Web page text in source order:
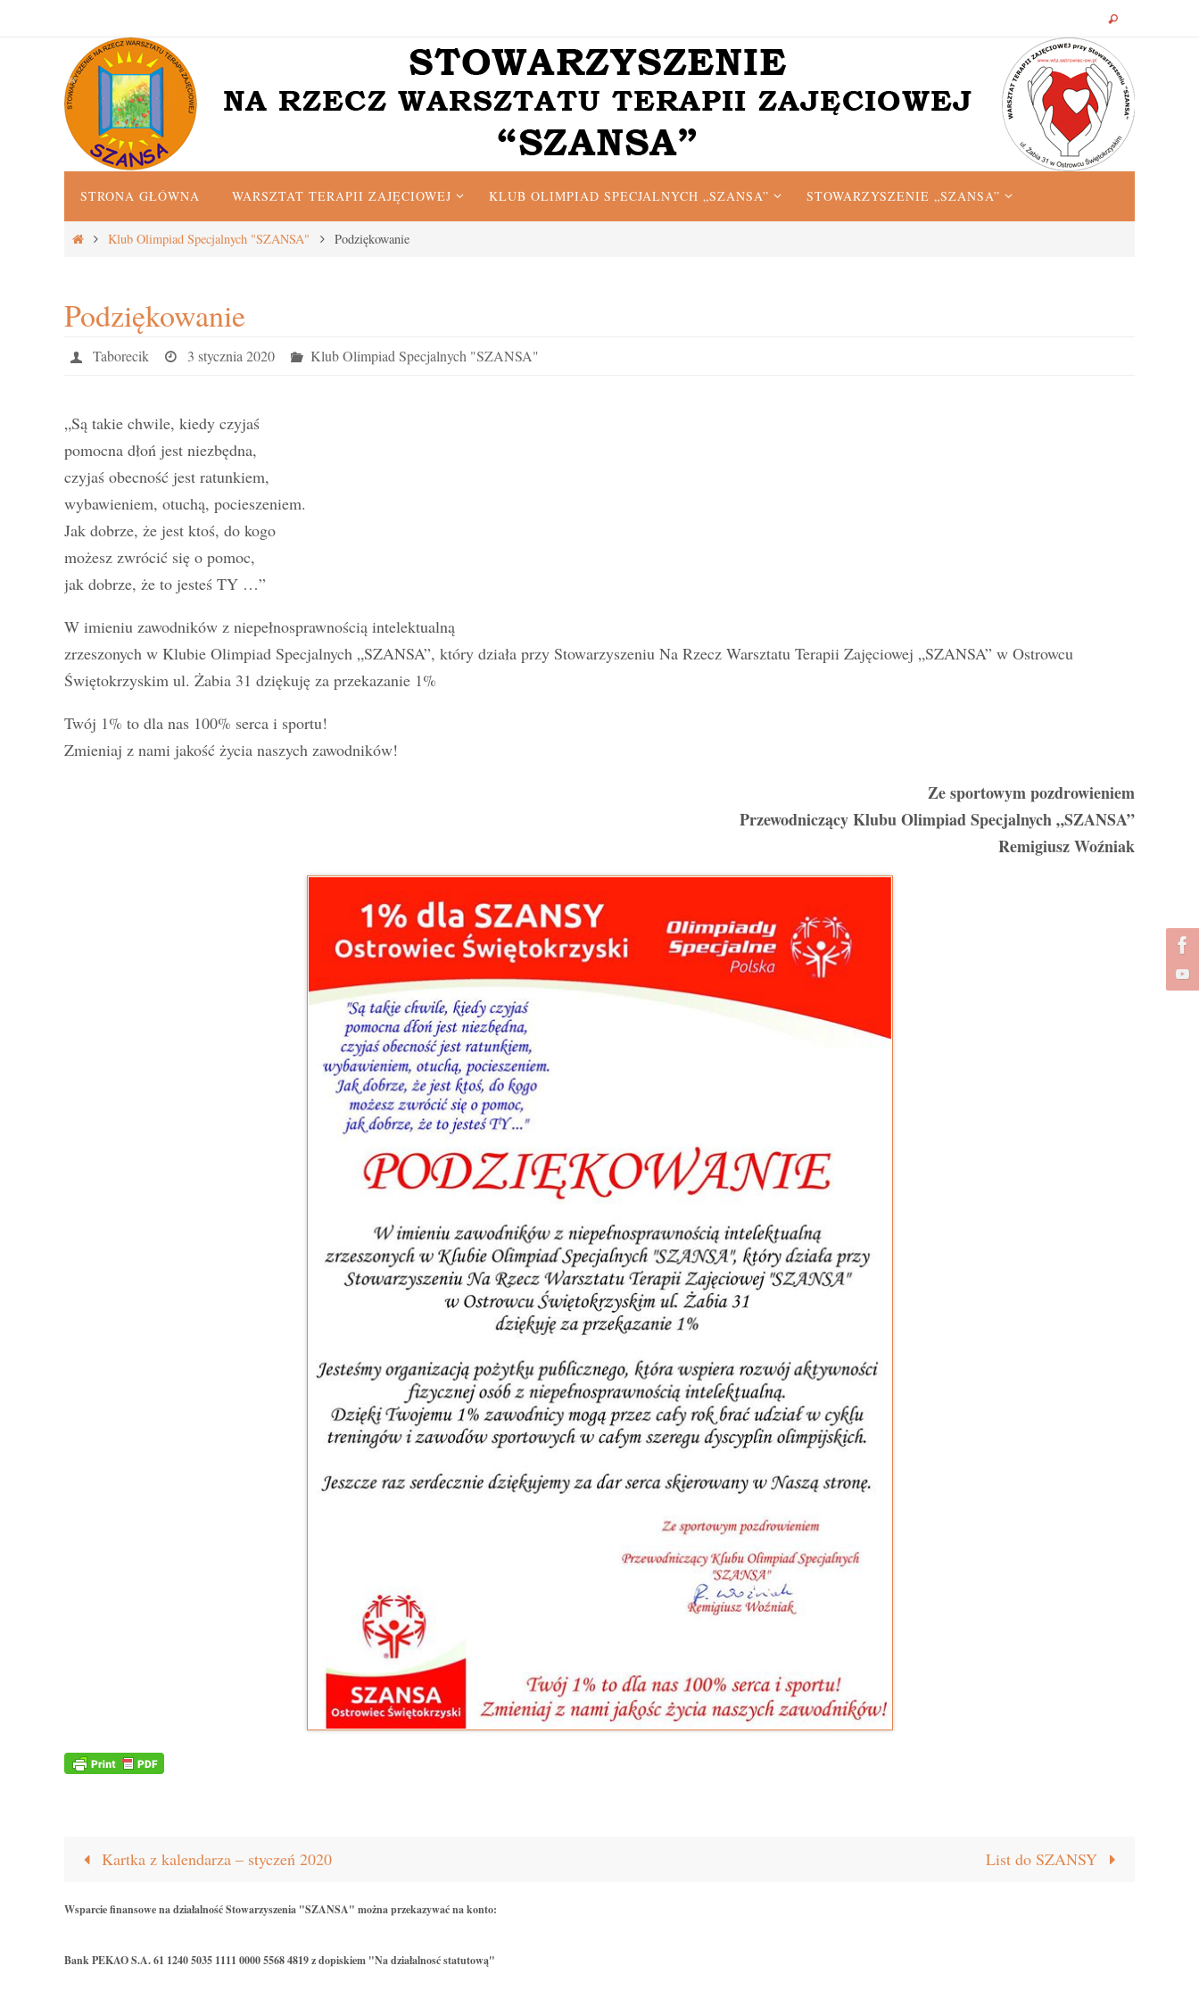
treści
STRONA GŁÓWNA WARSZTAT TERAPII ZAJĘCIOWEJ KLUB OLIMPIAD SPECJALNYCH „SZANSA” STOWARZYSZENIE „SZANSA”
StronaKlub Olimpiad Specjalnych "SZANSA" Podziękowanie
Podziękowanie
Taborecik 3 stycznia 2020 Klub Olimpiad Specjalnych "SZANSA"
„Są takie chwile, kiedy czyjaś
pomocna dłoń jest niezbędna,
czyjaś obecność jest ratunkiem,
wybawieniem, otuchą, pocieszeniem.
Jak dobrze, że jest ktoś, do kogo
możesz zwrócić się o pomoc,
jak dobrze, że to jesteś TY …”
W imieniu zawodników z niepełnosprawnością intelektualną
zrzeszonych w Klubie Olimpiad Specjalnych „SZANSA”, który działa przy Stowarzyszeniu Na Rzecz Warsztatu Terapii Zajęciowej „SZANSA” w Ostrowcu
Świętokrzyskim ul. Żabia 31 dziękuję za przekazanie 1%
Twój 1% to dla nas 100% serca i sportu!
Zmieniaj z nami jakość życia naszych zawodników!
Ze sportowym pozdrowieniem
Przewodniczący Klubu Olimpiad Specjalnych „SZANSA”
Remigiusz Woźniak
Kartka z kalendarza – styczeń 2020 List do SZANSY
Wsparcie finansowe na działalność Stowarzyszenia "SZANSA" można przekazywać na konto:
Bank PEKAO S.A. 61 1240 5035 1111 0000 5568 4819 z dopiskiem "Na działalnosć statutową"